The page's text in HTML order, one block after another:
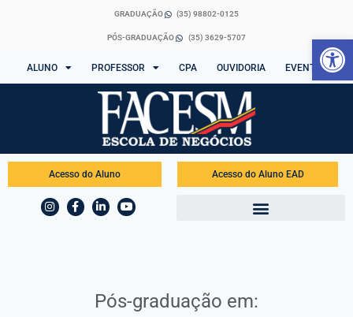
GRADUAÇÃO (35) 98802-0125
PÓS-GRADUAÇÃO (35) 3629-5707
ALUNO PROFESSOR CPA OUVIDORIA EVENTOS
Acesso do Aluno Acesso do Aluno EAD
Pós-graduação em:
Abrir